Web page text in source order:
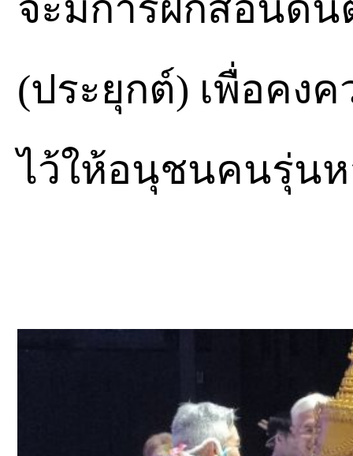
(ประยุกต์) เพื่อคง
ไว้ให้อนุชนคนรุ่นห